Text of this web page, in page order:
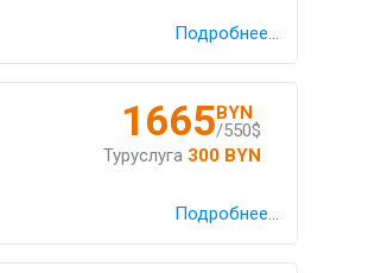
Подробнее...
1665BYN
/550$
Туруслуга 300 BYN
Подробнее...